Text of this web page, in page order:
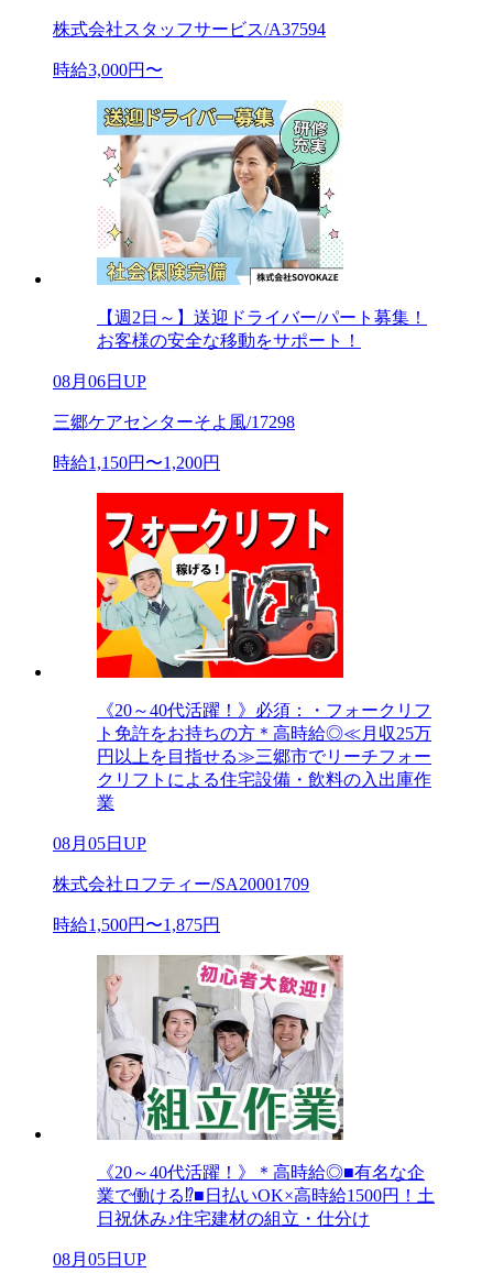
株式会社スタッフサービス/A37594
時給3,000円〜
【週2日～】送迎ドライバー/パート募集！
お客様の安全な移動をサポート！
08月06日UP
三郷ケアセンターそよ風/17298
時給1,150円〜1,200円
《20～40代活躍！》必須：・フォークリフ
ト免許をお持ちの方＊高時給◎≪月収25万
円以上を目指せる≫三郷市でリーチフォー
クリフトによる住宅設備・飲料の入出庫作
業
08月05日UP
株式会社ロフティー/SA20001709
時給1,500円〜1,875円
《20～40代活躍！》＊高時給◎■有名な企
業で働ける⁉■日払いOK×高時給1500円！土
日祝休み♪住宅建材の組立・仕分け
08月05日UP